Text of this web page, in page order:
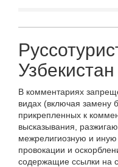
Узбекистан
В комментариях
видах (включая замену
прикрепленных к
высказывания,
межрелигиозную и
провокации и
содержащие ссылки на